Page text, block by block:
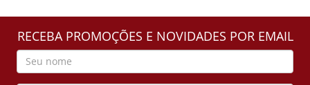
RECEBA PROMOÇÕES E NOVIDADES POR EMAIL